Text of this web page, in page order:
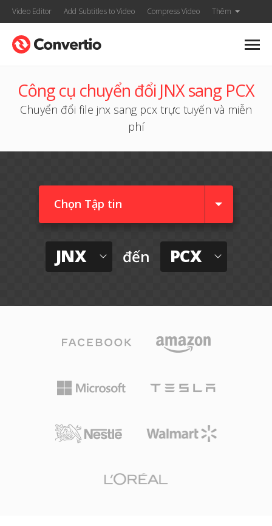
Video Editor Add Subtitles to Video Compress Video Thêm
Công cụ chuyển đổi JNX sang PCX
Chuyển đổi file jnx sang pcx trực tuyến và miễn
phí
Chọn Tập tin
JNX đến PCX